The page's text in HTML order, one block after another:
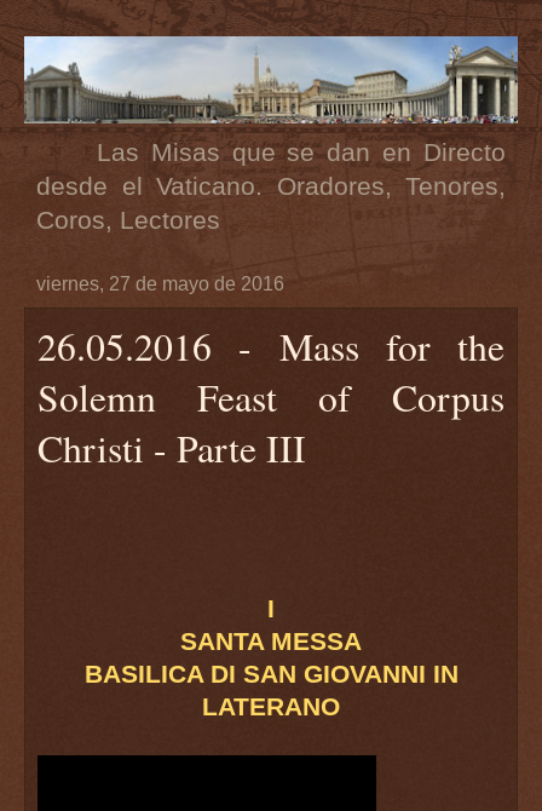
Las Misas que se dan en Directo
desde el Vaticano. Oradores, Tenores,
Coros, Lectores
viernes, 27 de mayo de 2016
26.05.2016 - Mass for the
Solemn Feast of Corpus
Christi - Parte III
I
SANTA MESSA
BASILICA DI SAN GIOVANNI IN
LATERANO